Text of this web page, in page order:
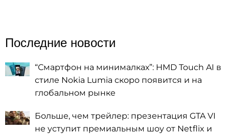
Последние новости
“Смартфон на минималках”: HMD Touch AI в
стиле Nokia Lumia скоро появится и на
глобальном рынке
Больше, чем трейлер: презентация GTA VI
не уступит премиальным шоу от Netflix и